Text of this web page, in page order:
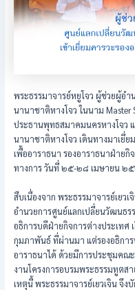
พระธรรมาจารย์หยูโจว ผู้ช่วยผู้อ
นานาชาติหางโจว ในนาม Master
ประธานพุทธสมาคมนครหางโจว
นานาชาติหางโจว เดินทางมาเยี่ย
เพื้ออาราธนา รองอาราธนาฝ่ายกิ
ทางการ วันที่ ๒๕-๒๘ เมษายน ๒
สืบเนื่องจาก พระธรรมาจารย์เยว
อำนวยการศูนย์แลกเปลี่ยนวัฒนธ
อธิการบดีฝ่ายกิจการต่างประเทศ
กุมภาพันธ์ ที่ผ่านมา แต่รองอธิกา
อาราธนาได้ ด้วยมีการประชุมคณ
งานโครงการอบรมพระธรรมทูตส
เหตุนี้ พระธรรมาจารย์เยวเจิน จึ